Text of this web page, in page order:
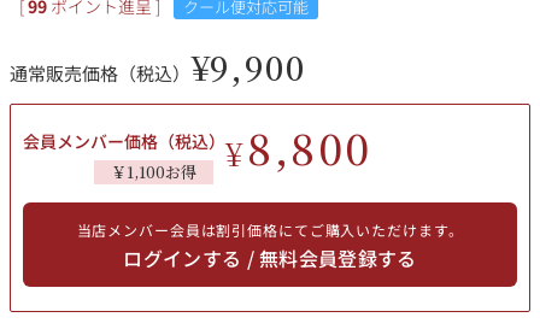
オーパス・ワン
スクリーミング・
イーグル
イタリア ドイツ
チリ その他国
[99 ポイント進呈 ] クール便対応可能
通常販売価格（税込） ¥9,900
会員メンバー価格（税込）
￥1,100お得 ¥8,800
当店メンバー会員は割引価格にてご購入いただけます。
ログインする / 無料会員登録する